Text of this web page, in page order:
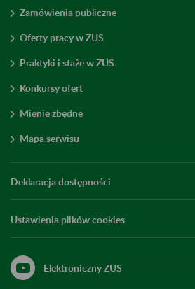
Zamówienia publiczne
Oferty pracy w ZUS
Praktyki i staże w ZUS
Konkursy ofert
Mienie zbędne
Mapa serwisu
Deklaracja dostępności
Ustawienia plików cookies
Elektroniczny ZUS